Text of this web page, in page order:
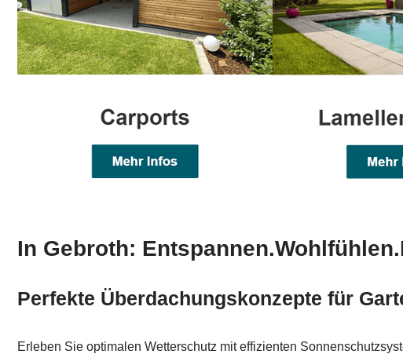
In Gebroth:
Perfekte Überdachungskonzepte für
Erleben Sie optimalen Wetterschutz mit effizienten